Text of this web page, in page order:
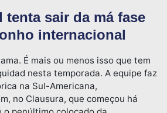
tenta sair da má fase
internacional
É mais ou menos isso que tem
nesta temporada. A equipe faz
na Sul-Americana,
no Clausura, que começou há